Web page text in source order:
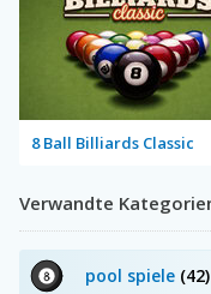
8 Ball Billiards Classic
Verwandte
pool spiele (42)